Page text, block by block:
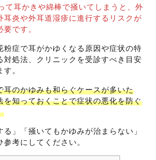
て耳かきや綿棒で掻いてしまうと、外
耳炎や外耳道湿疹に進行するリスクが
です。
粉症で耳がかゆくなる原因や症状の特
対処法、クリニックを受診すべき目安
。
耳のかゆみも和らぐケースが多いた
を知っておくことで症状の悪化を防ぐ
る」「掻いてもかゆみが治まらない」
考にしてください。